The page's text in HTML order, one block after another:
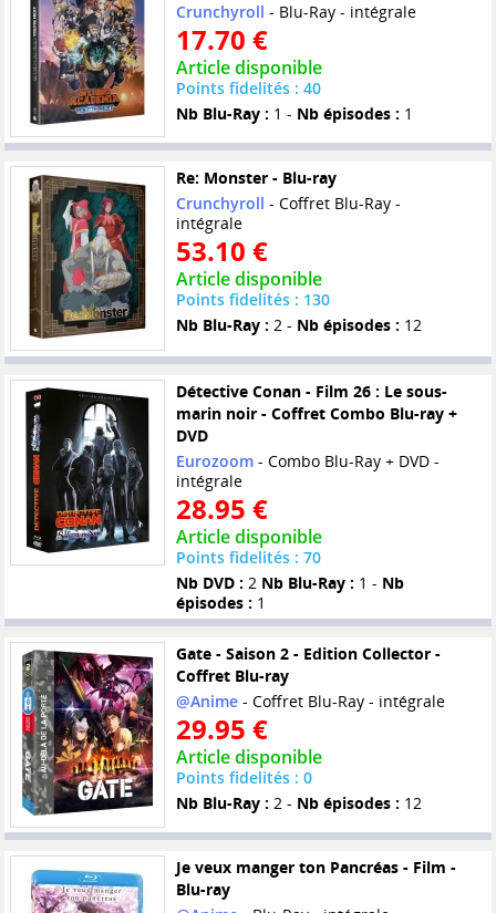
Crunchyroll - Blu-Ray - intégrale
17.70 €
Article disponible
Points fidelités : 40
Nb Blu-Ray : 1 - Nb épisodes : 1
Re: Monster - Blu-ray
Crunchyroll - Coffret Blu-Ray -
intégrale
53.10 €
Article disponible
Points fidelités : 130
Nb Blu-Ray : 2 - Nb épisodes : 12
Détective Conan - Film 26 : Le sous-
marin noir - Coffret Combo Blu-ray +
DVD
Eurozoom- Combo Blu-Ray + DVD -
intégrale
28.95 €
Article disponible
Points fidelités : 70
Nb DVD : 2 Nb Blu-Ray : 1 - Nb
épisodes : 1
Gate - Saison 2 - Edition Collector -
Coffret Blu-ray
@Anime- Coffret Blu-Ray - intégrale
29.95 €
Article disponible
Points fidelités : 0
Nb Blu-Ray : 2 - Nb épisodes : 12
Je veux manger ton Pancréas - Film -
Blu-ray